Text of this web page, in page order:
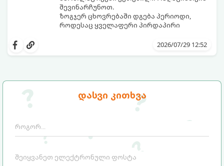
დასვი კითხვა
შევინარჩუნოთ.
ზოგჯერ ცხოვრებაში დგება პერიოდი,
როდესაც ყველაფერი პირდაპირი
იშლება მნიშვნელოვანი გარიგებები,
ასეთ მომენტებში ადვილია
ეზოთერიკასა და ფსიქოლოგიაში ეს
ფენომენი ხშირად სხვანაირად
რეალური, მაგრამ ჯერ კიდევ უხილავი
საფრთხისგან შორს მივყავართ.
მომხდარი მარცხი სასჯელი კი არა,
სამყაროს მცდელობაა:
2026/07/29 12:52